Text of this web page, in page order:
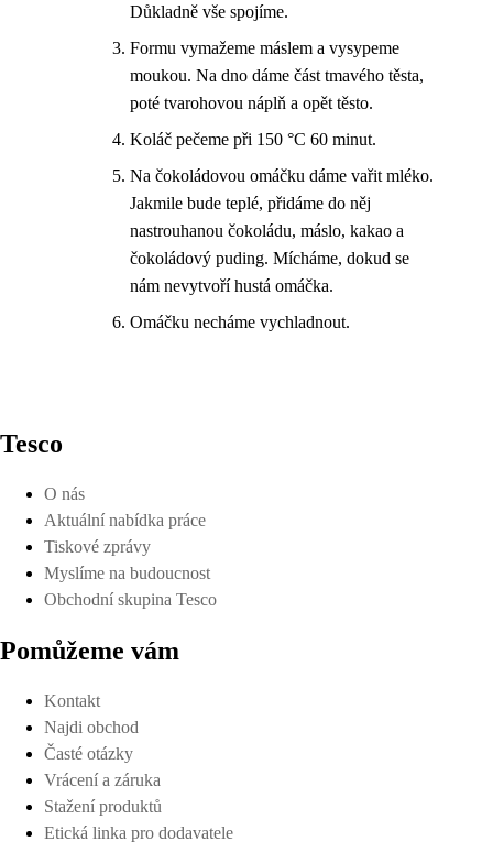
Důkladně vše spojíme.
Formu vymažeme máslem a vysypeme
moukou. Na dno dáme část tmavého těsta,
poté tvarohovou náplň a opět těsto.
Koláč pečeme při 150 °C 60 minut.
Na čokoládovou omáčku dáme vařit mléko.
Jakmile bude teplé, přidáme do něj
nastrouhanou čokoládu, máslo, kakao a
čokoládový puding. Mícháme, dokud se
nám nevytvoří hustá omáčka.
Omáčku necháme vychladnout.
Tesco
O nás
Aktuální nabídka práce
Tiskové zprávy
Myslíme na budoucnost
Obchodní skupina Tesco
Pomůžeme vám
Kontakt
Najdi obchod
Časté otázky
Vrácení a záruka
Stažení produktů
Etická linka pro dodavatele